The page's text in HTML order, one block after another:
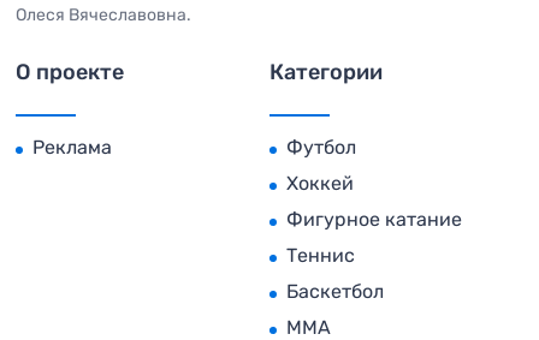
Олеся Вячеславовна.
О проекте
Реклама
Категории
Футбол
Хоккей
Фигурное катание
Теннис
Баскетбол
MMA